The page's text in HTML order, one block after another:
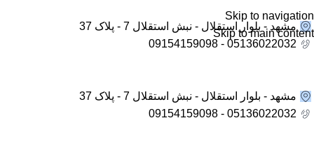
Skip to navigation
Skip to main content
مشهد - بلوار استقلال - نبش استقلال 7 - پلاک 37
05136022032 - 09154159098
مشهد - بلوار استقلال - نبش استقلال 7 - پلاک 37
05136022032 - 09154159098